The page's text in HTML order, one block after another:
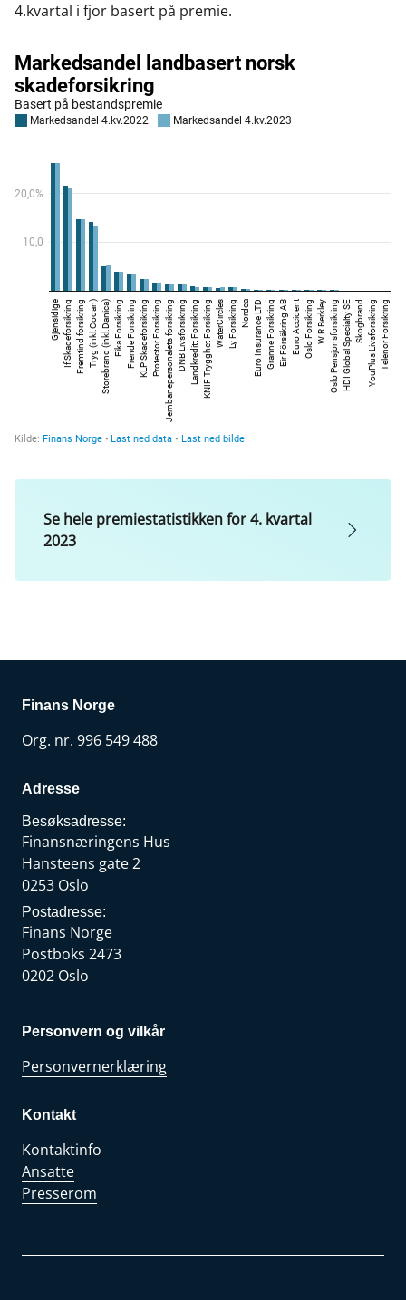
4.kvartal i fjor basert på premie.
Se hele premiestatistikken for 4. kvartal
2023
Finans Norge
Org. nr. 996 549 488
Adresse
Besøksadresse:
Finansnæringens Hus
Hansteens gate 2
0253 Oslo
Postadresse:
Finans Norge
Postboks 2473
0202 Oslo
Personvern og vilkår
Personvernerklæring
Kontakt
Kontaktinfo
Ansatte
Presserom